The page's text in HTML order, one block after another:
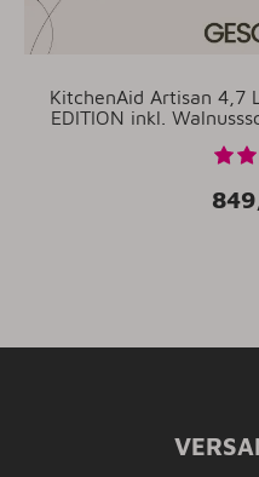
KitchenAid Artisan 4,7
EDITION inkl.